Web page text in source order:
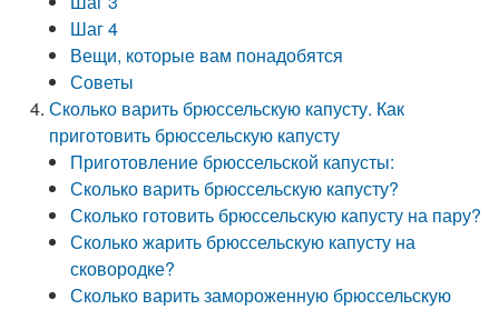
Шаг 4
Вещи, которые вам понадобятся
Советы
Сколько варить брюссельскую капусту. Как
приготовить брюссельскую капусту
Приготовление брюссельской капусты:
Сколько варить брюссельскую капусту?
Сколько готовить брюссельскую капусту на пару?
Сколько жарить брюссельскую капусту на
сковородке?
Сколько варить замороженную брюссельскую